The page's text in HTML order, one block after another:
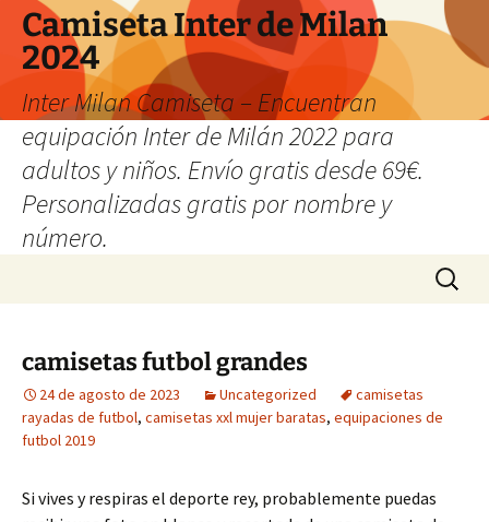
Camiseta Inter de Milan
2024
Inter Milan Camiseta – Encuentran
equipación Inter de Milán 2022 para
adultos y niños. Envío gratis desde 69€.
Personalizadas gratis por nombre y
número.
Buscar:
camisetas futbol grandes
24 de agosto de 2023 Uncategorized
camisetas
rayadas de futbol, camisetas xxl mujer baratas, equipaciones de
futbol 2019
Si vives y respiras el deporte rey, probablemente puedas